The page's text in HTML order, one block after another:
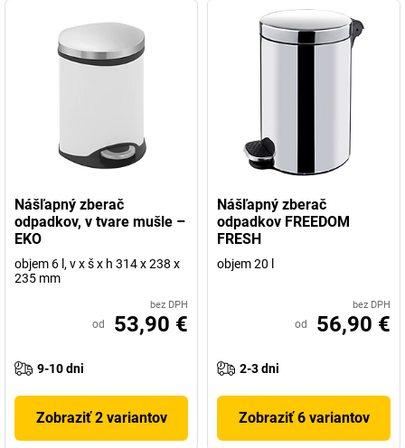
Nášľapný zberač
odpadkov, v tvare mušle –
EKO
objem 6 l, v x š x h 314 x 238 x
235 mm
bez DPH
od 53,90 €
9-10 dni
Zobraziť 2 variantov
Nášľapný zberač
odpadkov FREEDOM
FRESH
objem 20 l
bez DPH
od 56,90 €
2-3 dni
Zobraziť 6 variantov